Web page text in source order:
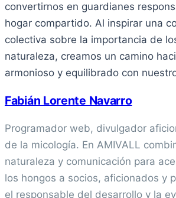
convertirnos en guardianes
hogar compartido. Al inspirar una
colectiva sobre la importancia de
naturaleza, creamos un camino
armonioso y equilibrado con
Fabián Lorente Navarro
Programador web, divulgador
de la micología. En AMIVALL
naturaleza y comunicación para
los hongos a socios, aficionados y
el responsable del desarrollo y la